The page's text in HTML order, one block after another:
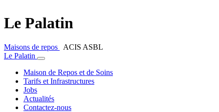
Le Palatin
Maisons de repos
ACIS ASBL
Le Palatin
Maison de Repos et de Soins
Tarifs et Infrastructures
Jobs
Actualités
Contactez-nous